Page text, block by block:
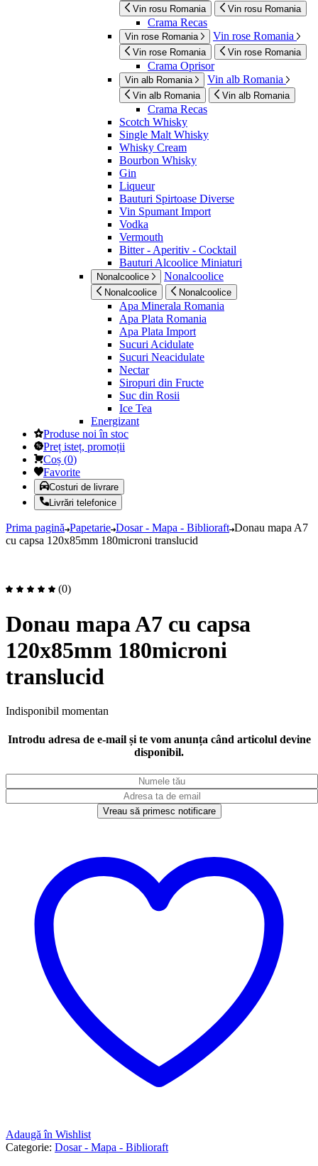
Vin rosu Romania Vin rosu Romania
Crama Recas
Vin rose Romania Vin rose Romania
Vin rose Romania Vin rose Romania
Crama Oprisor
Vin alb Romania Vin alb Romania
Vin alb Romania Vin alb Romania
Crama Recas
Scotch Whisky
Single Malt Whisky
Whisky Cream
Bourbon Whisky
Gin
Liqueur
Bauturi Spirtoase Diverse
Vin Spumant Import
Vodka
Vermouth
Bitter - Aperitiv - Cocktail
Bauturi Alcoolice Miniaturi
Nonalcoolice Nonalcoolice
Nonalcoolice Nonalcoolice
Apa Minerala Romania
Apa Plata Romania
Apa Plata Import
Sucuri Acidulate
Sucuri Neacidulate
Nectar
Siropuri din Fructe
Suc din Rosii
Ice Tea
Energizant
Produse noi în stoc
Preț isteț, promoții
Coș (0)
Favorite
Costuri de livrare
Livrări telefonice
Prima pagină Papetarie Dosar - Mapa - Biblioraft Donau mapa A7
cu capsa 120x85mm 180microni translucid
(0)
Donau mapa A7 cu capsa
120x85mm 180microni
translucid
Indisponibil momentan
Introdu adresa de e-mail și te vom anunța când articolul devine
disponibil.
Vreau să primesc notificare
Adaugă în Wishlist
Categorie: Dosar - Mapa - Biblioraft